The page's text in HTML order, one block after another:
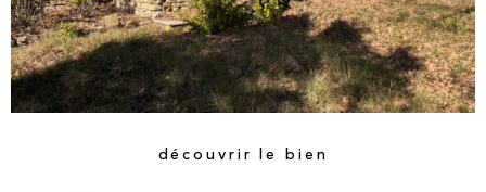
découvrir le bien